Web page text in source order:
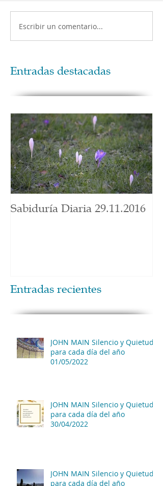
Escribir un comentario...
Entradas destacadas
Sabiduría Diaria 29.11.2016
Entradas recientes
JOHN MAIN Silencio y Quietud
para cada día del año
01/05/2022
JOHN MAIN Silencio y Quietud
para cada día del año
30/04/2022
JOHN MAIN Silencio y Quietud
para cada día del año